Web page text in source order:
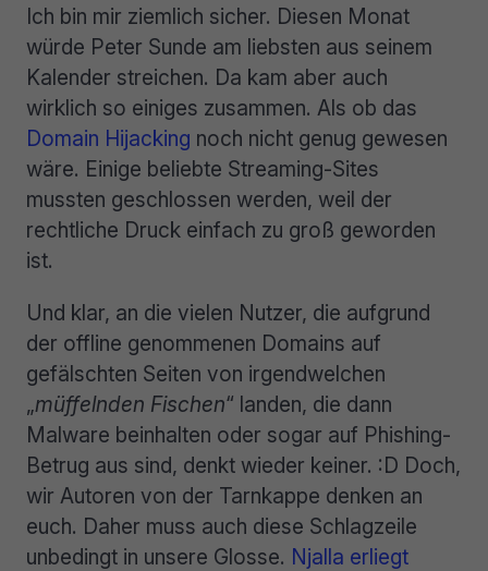
Ich bin mir ziemlich sicher. Diesen Monat
würde Peter Sunde am liebsten aus seinem
Kalender streichen. Da kam aber auch
wirklich so einiges zusammen. Als ob das
Domain Hijacking noch nicht genug gewesen
wäre. Einige beliebte Streaming-Sites
mussten geschlossen werden, weil der
rechtliche Druck einfach zu groß geworden
ist.
Und klar, an die vielen Nutzer, die aufgrund
der offline genommenen Domains auf
gefälschten Seiten von irgendwelchen
„müffelnden Fischen“ landen, die dann
Malware beinhalten oder sogar auf Phishing-
Betrug aus sind, denkt wieder keiner. :D Doch,
wir Autoren von der Tarnkappe denken an
euch. Daher muss auch diese Schlagzeile
unbedingt in unsere Glosse. Njalla erliegt